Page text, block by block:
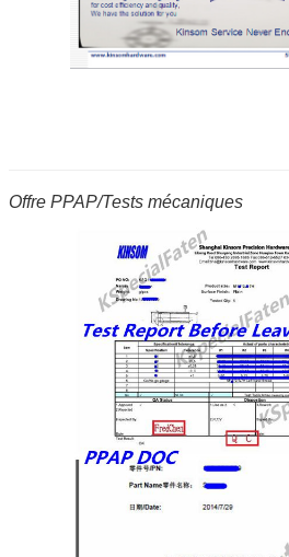
Offre PPAP/Tests mécaniques